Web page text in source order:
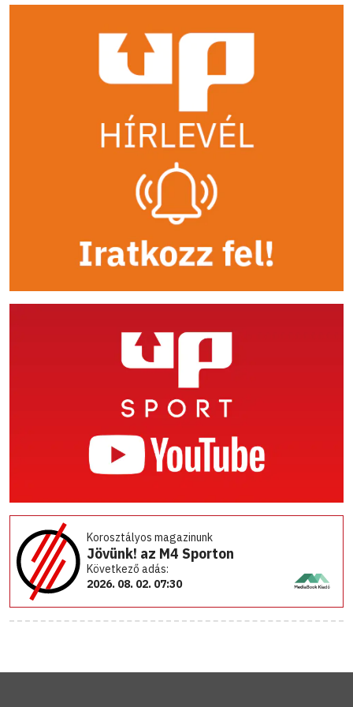
Korosztályos magazinunk
Jövünk! az M4 Sporton
Következő adás:
2026. 08. 02. 07:30